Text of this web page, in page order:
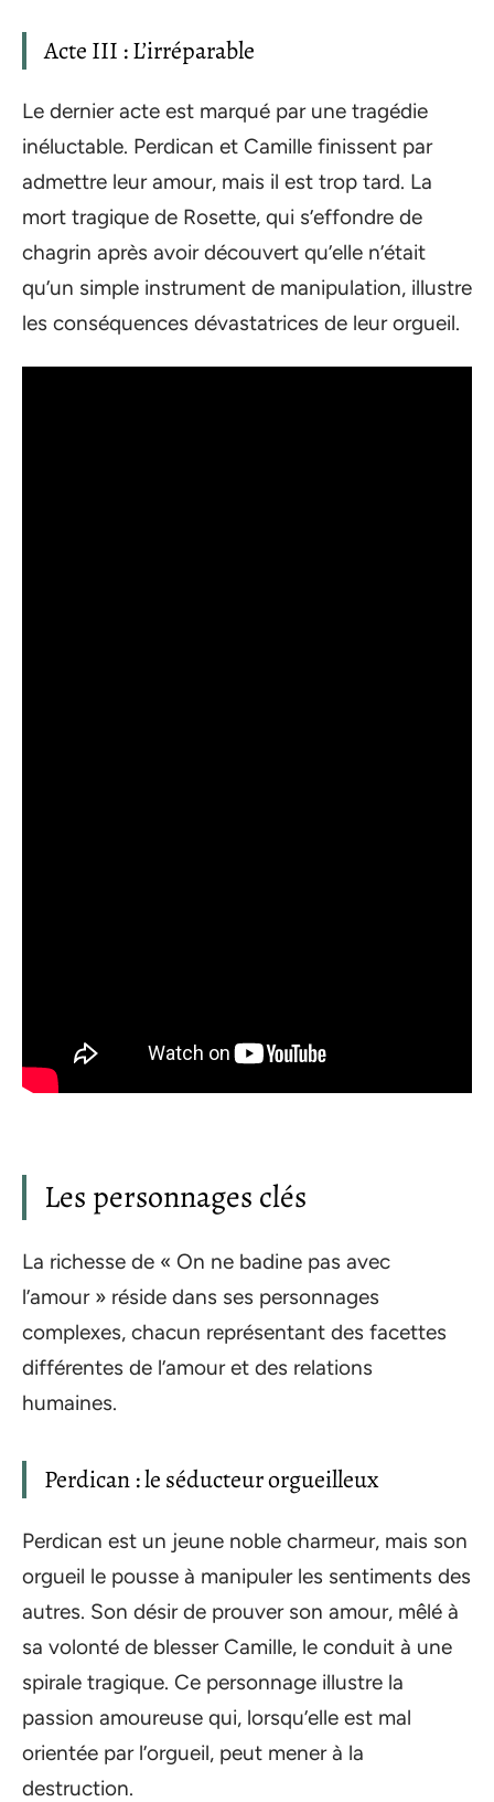
Acte III : L’irréparable
Le dernier acte est marqué par une tragédie
inéluctable. Perdican et Camille finissent par
admettre leur amour, mais il est trop tard. La
mort tragique de Rosette, qui s’effondre de
chagrin après avoir découvert qu’elle n’était
qu’un simple instrument de manipulation, illustre
les conséquences dévastatrices de leur orgueil.
Les personnages clés
La richesse de « On ne badine pas avec
l’amour » réside dans ses personnages
complexes, chacun représentant des facettes
différentes de l’amour et des relations
humaines.
Perdican : le séducteur orgueilleux
Perdican est un jeune noble charmeur, mais son
orgueil le pousse à manipuler les sentiments des
autres. Son désir de prouver son amour, mêlé à
sa volonté de blesser Camille, le conduit à une
spirale tragique. Ce personnage illustre la
passion amoureuse qui, lorsqu’elle est mal
orientée par l’orgueil, peut mener à la
destruction.